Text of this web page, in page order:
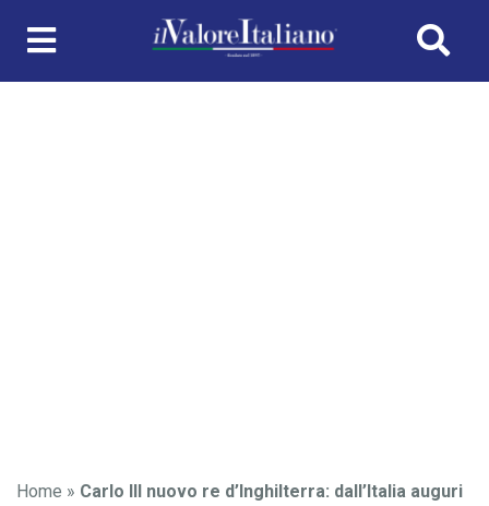
Home » Carlo III nuovo re d’Inghilterra: dall’Italia auguri